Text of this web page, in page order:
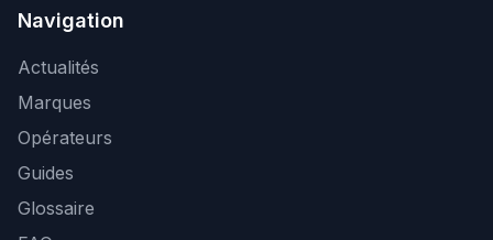
Navigation
Actualités
Marques
Opérateurs
Guides
Glossaire